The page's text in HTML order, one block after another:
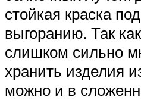
стойкая краска
выгоранию. Так
слишком сильно
хранить изделия
можно и в